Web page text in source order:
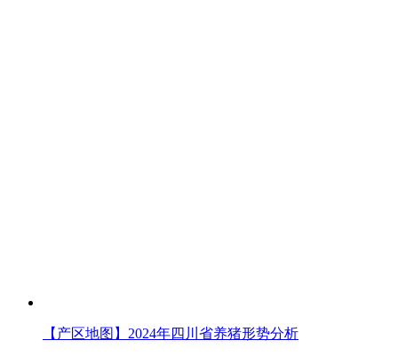
【产区地图】2024年四川省养猪形势分析